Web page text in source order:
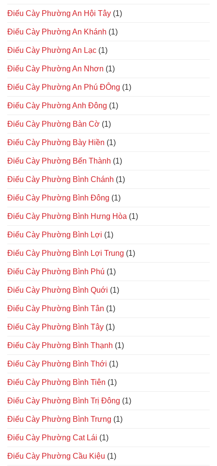
Điếu Cày Phường An Hội Tây (1)
Điếu Cày Phường An Khánh (1)
Điếu Cày Phường An Lạc (1)
Điếu Cày Phường An Nhơn (1)
Điếu Cày Phường An Phú ĐÔng (1)
Điếu Cày Phường Anh Đông (1)
Điếu Cày Phường Bàn Cờ (1)
Điếu Cày Phường Bày Hiền (1)
Điếu Cày Phường Bến Thành (1)
Điếu Cày Phường Bình Chánh (1)
Điếu Cày Phường Bình Đông (1)
Điếu Cày Phường Bình Hưng Hòa (1)
Điếu Cày Phường Bình Lợi (1)
Điếu Cày Phường Bình Lợi Trung (1)
Điếu Cày Phường Bình Phú (1)
Điếu Cày Phường Bình Quới (1)
Điếu Cày Phường Bình Tân (1)
Điếu Cày Phường Bình Tây (1)
Điếu Cày Phường Bình Thạnh (1)
Điếu Cày Phường Bình Thới (1)
Điếu Cày Phường Bình Tiên (1)
Điếu Cày Phường Bình Trị Đông (1)
Điếu Cày Phường Bình Trưng (1)
Điếu Cày Phường Cat Lái (1)
Điếu Cày Phường Cầu Kiệu (1)